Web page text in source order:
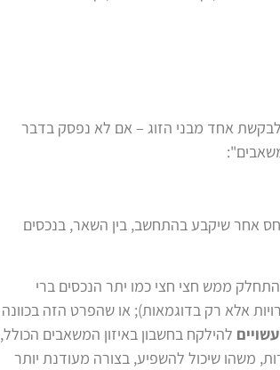
לבקשת אחד מבני הזוג – אם לא נפסק בדבר
אחר שיקבע בהתחשב, בין השאר, בנכסים
ממש חצי חצי כמו יתר הנכסים ברי
כל האפשרויות אלא רק בדוגמאות); או שהפרט הזה בכוונה
עשויים להילקח בחשבון באיזון המשאבים הכולל,
משהו שיכול להשפיע, בצורה מעודנת יותר